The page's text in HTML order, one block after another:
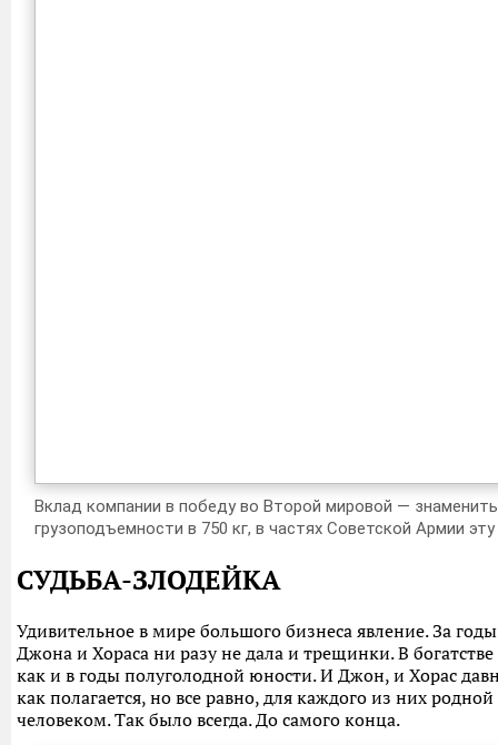
Вклад компании в победу во Второй мировой —
грузоподъемности в 750 кг, в частях Советской Армии
СУДЬБА-ЗЛОДЕЙКА
Удивительное в мире большого бизнеса явление. За
Джона и Хораса ни разу не дала и трещинки. В
как и в годы полуголодной юности. И Джон, и Хорас
как полагается, но все равно, для каждого из них
человеком. Так было всегда. До самого конца.